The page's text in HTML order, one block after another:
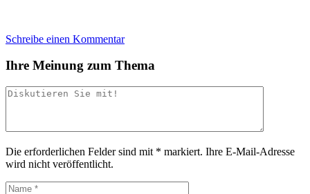
Schreibe einen Kommentar
Ihre Meinung zum Thema
Die erforderlichen Felder sind mit * markiert. Ihre E-Mail-Adresse
wird nicht veröffentlicht.